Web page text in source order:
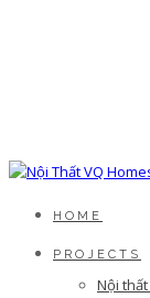
HOME
PROJECTS
Nội thất